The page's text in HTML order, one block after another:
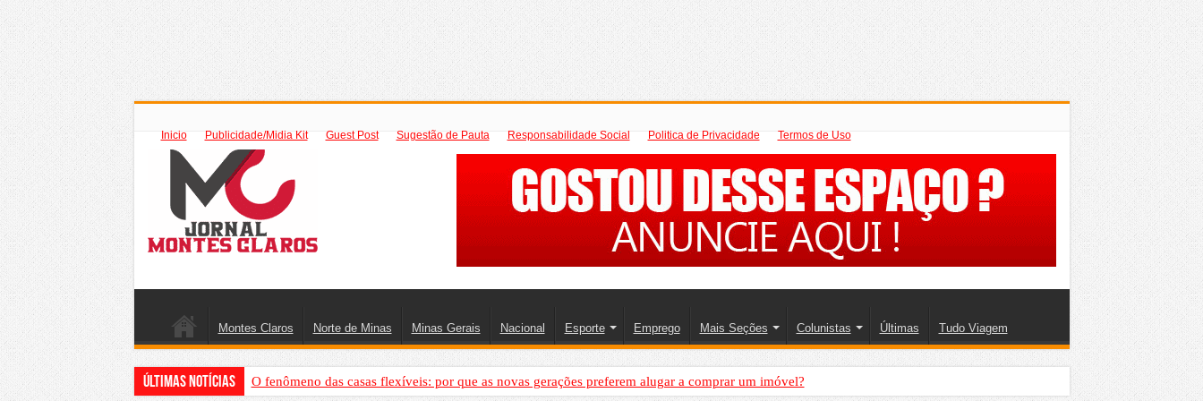
Inicio Publicidade/Midia Kit Guest Post Sugestão de Pauta Responsabilidade Social Politica de Privacidade Termos de Uso
Montes Claros Norte de Minas Minas Gerais Nacional Esporte Emprego Mais Seções Colunistas Últimas Tudo Viagem
Últimas Notícias O fenômeno das casas flexíveis: por que as novas gerações preferem alugar a comprar um imóvel?